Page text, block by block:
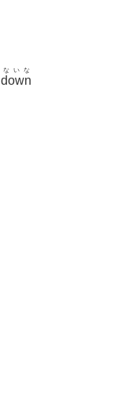
down
ないな